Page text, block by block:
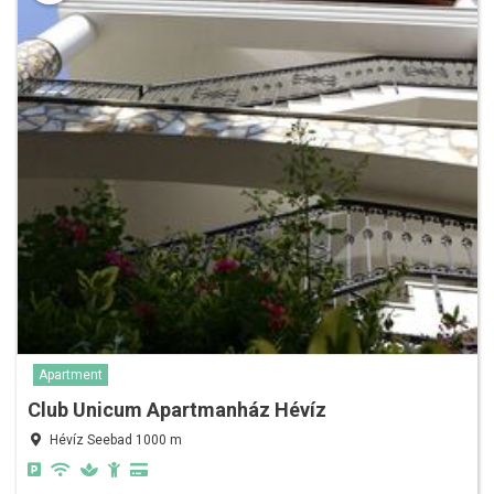
Apartment
Club Unicum Apartmanház Hévíz
Hévíz Seebad 1000 m